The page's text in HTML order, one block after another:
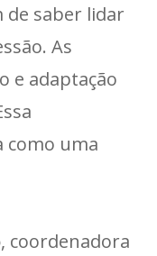
de saber lidar
As
e adaptação
como uma
, coordenadora